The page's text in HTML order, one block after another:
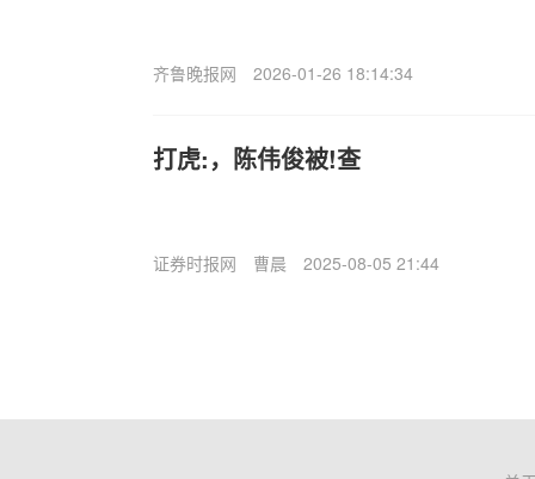
齐鲁晚报网 2026-01-26 18:14:34
打虎:，陈伟俊被!查
证券时报网 曹晨 2025-08-05 21:44